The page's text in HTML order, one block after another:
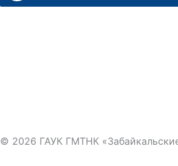
© 2026 ГАУК ГМТНК